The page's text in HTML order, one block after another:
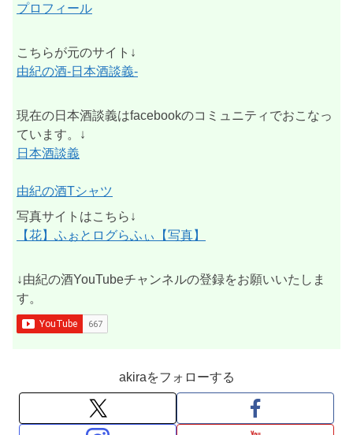
プロフィール
こちらが元のサイト↓
由紀の酒-日本酒談義-
現在の日本酒談義はfacebookのコミュニティでおこなっ
ています。↓
日本酒談義
由紀の酒Tシャツ
写真サイトはこちら↓
【花】ふぉとログらふぃ【写真】
↓由紀の酒YouTubeチャンネルの登録をお願いいたしま
す。
akiraをフォローする